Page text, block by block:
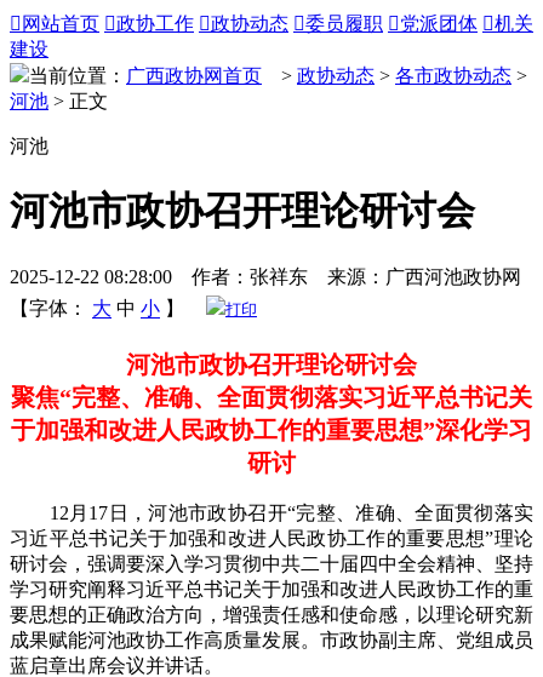
 网站首页 政协工作 政协动态 委员履职 党派团体 机关
建设
当前位置： 广西政协网首页 > 政协动态 > 各市政协动态 >
河池 > 正文
河池
河池市政协召开理论研讨会
2025-12-22 08:28:00 作者：张祥东 来源：广西河池政协网
【字体：
大 中 小 】 打印
河池市政协召开理论研讨会
聚焦“完整、准确、全面贯彻落实习近平总书记关
于加强和改进人民政协工作的重要思想”深化学习
研讨
12月17日，河池市政协召开“完整、准确、全面贯彻落实
习近平总书记关于加强和改进人民政协工作的重要思想”理论
研讨会，强调要深入学习贯彻中共二十届四中全会精神、坚持
学习研究阐释习近平总书记关于加强和改进人民政协工作的重
要思想的正确政治方向，增强责任感和使命感，以理论研究新
成果赋能河池政协工作高质量发展。市政协副主席、党组成员
蓝启章出席会议并讲话。